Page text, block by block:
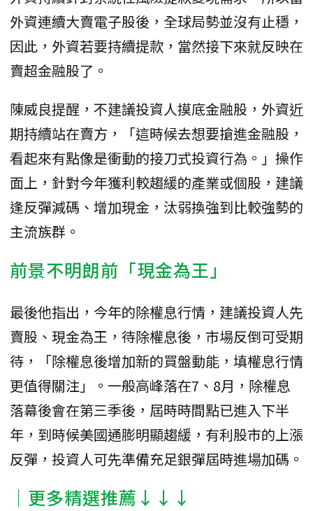
外資連續大賣電子股後，全球局勢並沒有止穩，
因此，外資若要持續提款，當然接下來就反映在
賣超金融股了。
陳威良提醒，不建議投資人摸底金融股，外資近
期持續站在賣方，「這時候去想要搶進金融股，
看起來有點像是衝動的接刀式投資行為。」操作
面上，針對今年獲利較趨緩的產業或個股，建議
逢反彈減碼、增加現金，汰弱換強到比較強勢的
主流族群。
前景不明朗前「現金為王」
最後他指出，今年的除權息行情，建議投資人先
賣股、現金為王，待除權息後，市場反倒可受期
待，「除權息後增加新的買盤動能，填權息行情
更值得關注」。一般高峰落在7、8月，除權息
落幕後會在第三季後，屆時時間點已進入下半
年，到時候美國通膨明顯趨緩，有利股市的上漲
反彈，投資人可先準備充足銀彈屆時進場加碼。
│更多精選推薦↓↓↓